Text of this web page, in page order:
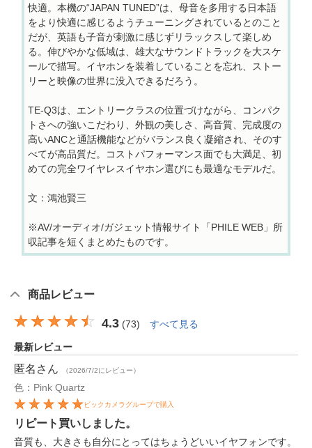
快適。本機の“JAPAN TUNED”は、母音を多用する日本語
をより快適に感じるようチューニングされているとのこと
だが、英語も子音が刺激に感じずリラックスして楽しめ
る。伸びやかな低域は、雄大なサウンドトラックを大スケ
ールで描写。イヤホンを装着していることを忘れ、ストー
リーと映像の世界に没入できるだろう。
TE-Q3は、エントリークラスの位置づけながら、コンパク
トさへの強いこだわり、外観の美しさ、高音質、完成度の
高いANCと通話機能などがバランス良く凝縮され、そのす
べてが高品質だ。コストパフォーマンス面でも大満足、初
めての完全ワイヤレスイヤホン選びにも最適なモデルだ。
文：鴻池賢三
※AV/オーディオ/ガジェット情報サイト「PHILE WEB」所
収記事を短くまとめたものです。
商品レビュー
4.3 (73) すべて見る
最新レビュー
匿名 さん （2026/7/2にレビュー）
色：Pink Quartz
ビックカメラグループで購入
リピート買いしました。
音質も、大きさも自分にとってはちょうどいいイヤフォンです。